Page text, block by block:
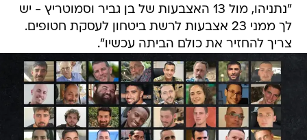
"נתניהו, מול 13 האצבעות של בן גביר וסמוטריץ - יש
לך ממני 23 אצבעות לרשת ביטחון לעסקת חטופים.
צריך להחזיר את כולם הביתה עכשיו".